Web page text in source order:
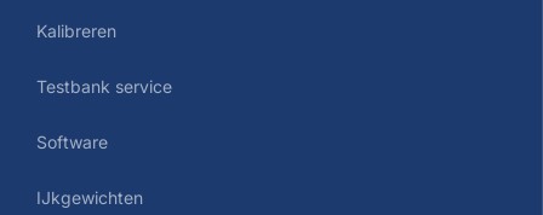
Kalibreren
Testbank service
Software
IJkgewichten